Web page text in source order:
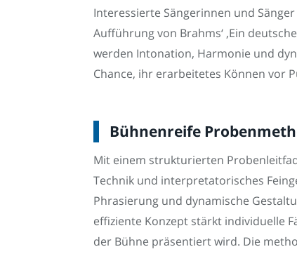
Interessierte Sängerinnen und
Aufführung von Brahms‘ ‚Ein
werden Intonation, Harmonie und
Chance, ihr erarbeitetes Können vor
Bühnenreife
Mit einem strukturierten
Technik und interpretatorisches
Phrasierung und dynamische
effiziente Konzept stärkt individuelle
der Bühne präsentiert wird. Die